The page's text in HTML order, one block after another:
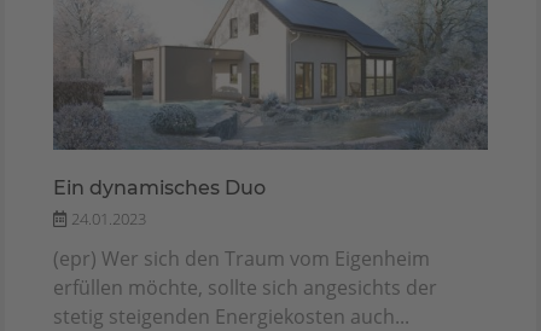
Ein dynamisches Duo
24.01.2023
(epr) Wer sich den Traum vom Eigenheim
erfüllen möchte, sollte sich angesichts der
stetig steigenden Energiekosten auch...